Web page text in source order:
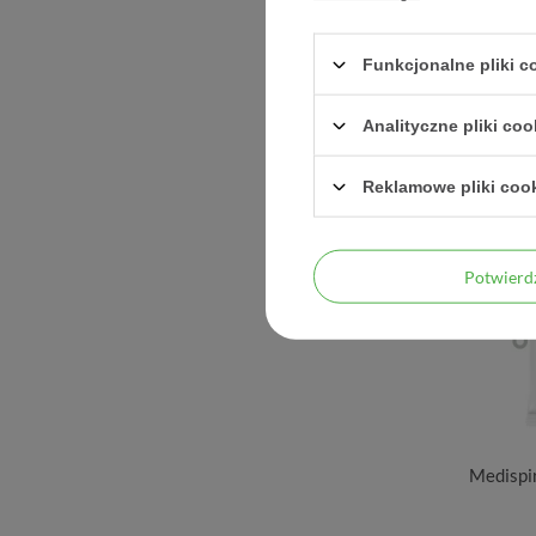
Funkcjonalne pliki
Analityczne pliki
Reklamowe pliki